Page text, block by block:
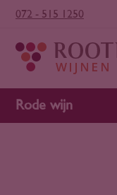
072 - 515 1250
Rode wijn